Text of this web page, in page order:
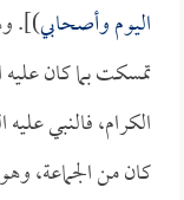
اليوم وأصحابي)].
تمسكت بما كان
الكرام، فالنبي
كان من الجماعة،